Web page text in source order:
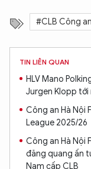
#CLB Công
TIN LIÊN QUAN
HLV Mano
Jurgen Klopp tới
Công an Hà Nội
League 2025/26
Công an Hà Nội
đăng quang ấn
Nam cấp CLB